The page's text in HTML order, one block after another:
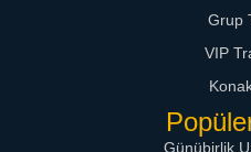
Grup
VIP
Günübirlik